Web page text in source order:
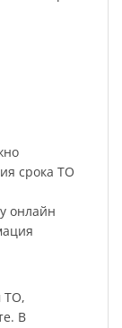
срока ТО
онлайн
ТО,
В